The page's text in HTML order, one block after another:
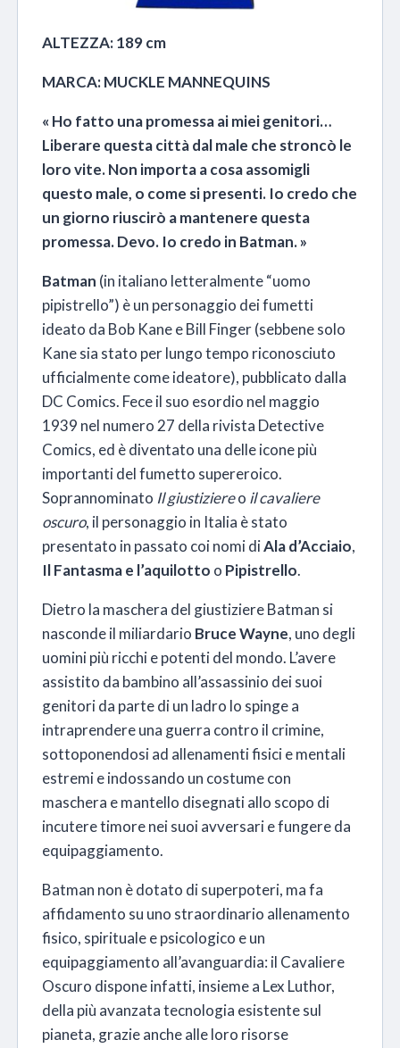
ALTEZZA: 189 cm
MARCA: MUCKLE MANNEQUINS
« Ho fatto una promessa ai miei genitori…
Liberare questa città dal male che stroncò le
loro vite. Non importa a cosa assomigli
questo male, o come si presenti. Io credo che
un giorno riuscirò a mantenere questa
promessa. Devo. Io credo in Batman. »
Batman (in italiano letteralmente “uomo
pipistrello”) è un personaggio dei fumetti
ideato da Bob Kane e Bill Finger(sebbene solo
Kane sia stato per lungo tempo riconosciuto
ufficialmente come ideatore), pubblicato dalla
DC Comics. Fece il suo esordio nel maggio
1939 nel numero 27 della rivista Detective
Comics, ed è diventato una delle icone più
importanti del fumetto supereroico.
Soprannominato Il giustiziereo il cavaliere
oscuro, il personaggio in Italia è stato
presentato in passato coi nomi diAla d’Acciaio,
Il Fantasma e l’aquilotto o Pipistrello.
Dietro la maschera del giustiziere Batman si
nasconde il miliardario Bruce Wayne, uno degli
uomini più ricchi e potenti del mondo. L’avere
assistito da bambino all’assassinio dei suoi
genitori da parte di un ladro lo spinge a
intraprendere una guerra contro il crimine,
sottoponendosi ad allenamenti fisici e mentali
estremi e indossando un costume con
maschera e mantello disegnati allo scopo di
incutere timore nei suoi avversari e fungere da
equipaggiamento.
Batman non è dotato di superpoteri, ma fa
affidamento su uno straordinario allenamento
fisico, spirituale e psicologico e un
equipaggiamento all’avanguardia: il Cavaliere
Oscuro dispone infatti, insieme a Lex Luthor,
della più avanzata tecnologia esistente sul
pianeta, grazie anche alle loro risorse